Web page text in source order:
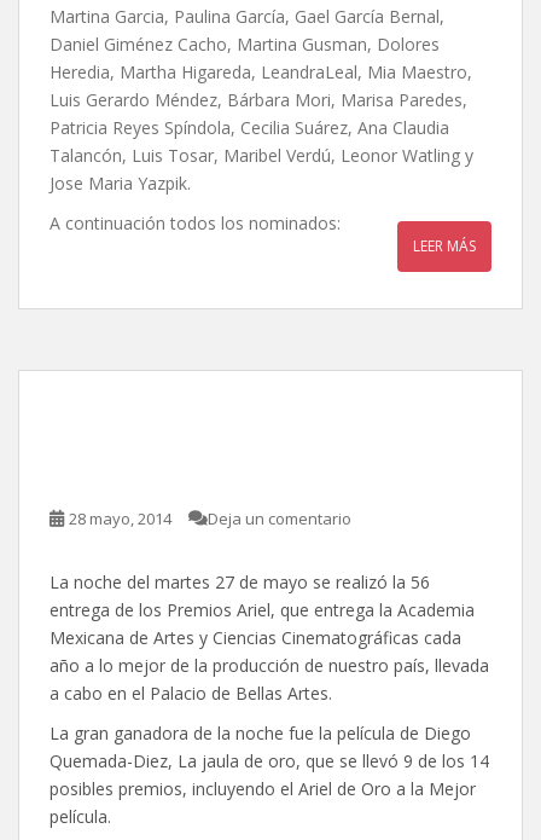
Martina Garcia, Paulina García, Gael García Bernal,
Daniel Giménez Cacho, Martina Gusman, Dolores
Heredia, Martha Higareda, LeandraLeal, Mia Maestro,
Luis Gerardo Méndez, Bárbara Mori, Marisa Paredes,
Patricia Reyes Spíndola, Cecilia Suárez, Ana Claudia
Talancón, Luis Tosar, Maribel Verdú, Leonor Watling y
Jose Maria Yazpik.
A continuación todos los nominados:
LEER MÁS
28 mayo, 2014 Deja un comentario
La noche del martes 27 de mayo se realizó la 56
entrega de los Premios Ariel, que entrega la Academia
Mexicana de Artes y Ciencias Cinematográficas cada
año a lo mejor de la producción de nuestro país, llevada
a cabo en el Palacio de Bellas Artes.
La gran ganadora de la noche fue la película de Diego
Quemada-Diez, La jaula de oro, que se llevó 9 de los 14
posibles premios, incluyendo el Ariel de Oro a la Mejor
película.